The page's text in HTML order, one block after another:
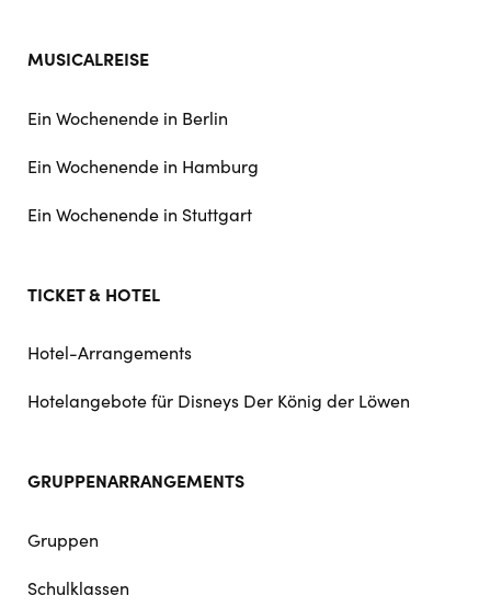
MUSICALREISE
Ein Wochenende in Berlin
Ein Wochenende in Hamburg
Ein Wochenende in Stuttgart
TICKET & HOTEL
Hotel-Arrangements
Hotelangebote für Disneys Der König der Löwen
GRUPPENARRANGEMENTS
Gruppen
Schulklassen